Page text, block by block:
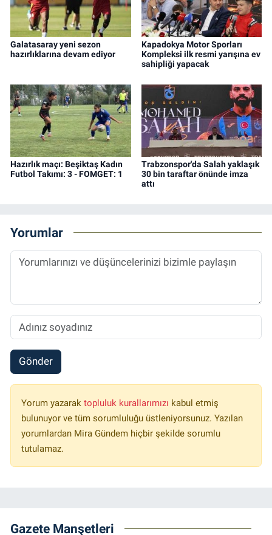
Galatasaray yeni sezon
hazırlıklarına devam ediyor
Kapadokya Motor Sporları
Kompleksi ilk resmi yarışına ev
sahipliği yapacak
Hazırlık maçı: Beşiktaş Kadın
Futbol Takımı: 3 - FOMGET: 1
Trabzonspor'da Salah yaklaşık
30 bin taraftar önünde imza
attı
Yorumlar
Gönder
Yorum yazarak topluluk kurallarımızı kabul etmiş
bulunuyor ve tüm sorumluluğu üstleniyorsunuz. Yazılan
yorumlardan Mira Gündem hiçbir şekilde sorumlu
tutulamaz.
Gazete Manşetleri